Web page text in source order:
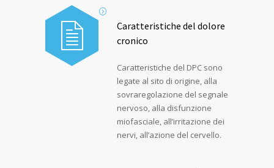
Caratteristiche del dolore
cronico
Caratteristiche del DPC sono
legate al sito di origine, alla
sovraregolazione del segnale
nervoso, alla disfunzione
miofasciale, all’irritazione dei
nervi, all’azione del cervello.